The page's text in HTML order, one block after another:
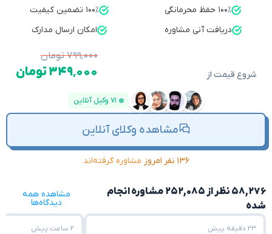
۱۰۰٪ حفظ محرمانگی
۱۰۰٪ تضمین کیفیت
دریافت آنی مشاوره
امکان ارسال مدارک
شروع قیمت از
۷۹۹٬۰۰۰ تومان
۳۴۹٬۰۰۰ تومان
۷۱ وکیل آنلاین
مشاهده وکلای آنلاین
۱۳۶ نفر امروز مشاوره گرفته‌اند
۵۸,۲۷۶ نظر از ۲۵۲,۰۸۵ مشاوره انجام
شده
مشاهده همه
دیدگاه‌ها
۲۳ دقیقه پیش ۲ ساعت پیش